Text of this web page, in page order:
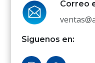
Correo
Siguenos en: